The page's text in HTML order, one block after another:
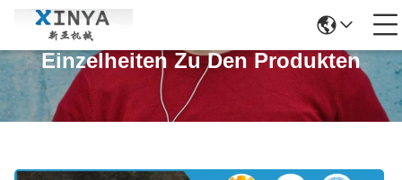
Einzelheiten Zu Den Produkten